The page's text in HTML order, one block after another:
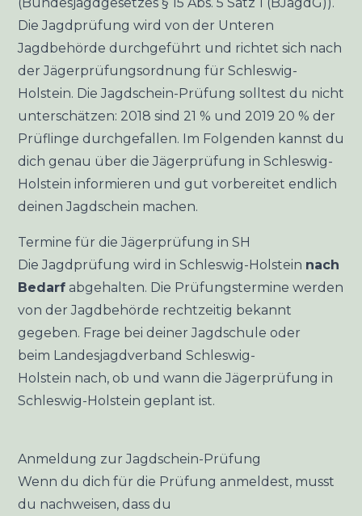
Die Jagdprüfung wird von der Unteren
Jagdbehörde durchgeführt und richtet sich nach
derJägerprüfungsordnung für Schleswig-
Holstein. Die Jagdschein-Prüfung solltest du nicht
unterschätzen: 2018 sind 21 % und 2019 20 % der
Prüflinge durchgefallen. Im Folgenden kannst du
dich genau über die Jägerprüfung in Schleswig-
Holstein informieren und gut vorbereitet endlich
deinen Jagdschein machen.
Termine für die Jägerprüfung in SH
Die Jagdprüfung wird in Schleswig-Holstein nach
Bedarf abgehalten. Die Prüfungstermine werden
von der Jagdbehörde rechtzeitig bekannt
gegeben. Frage bei deiner Jagdschule oder
beim Landesjagdverband Schleswig-
Holstein nach, ob und wann die Jägerprüfung in
Schleswig-Holstein geplant ist.
Anmeldung zur Jagdschein-Prüfung
Wenn du dich für die Prüfung anmeldest, musst
du nachweisen, dass du